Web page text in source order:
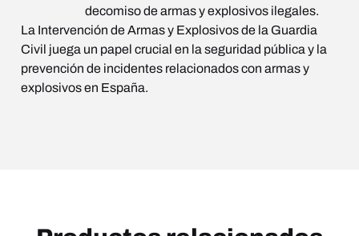
decomiso de armas y explosivos ilegales.
La Intervención de Armas y Explosivos de la Guardia
Civil juega un papel crucial en la seguridad pública y la
prevención de incidentes relacionados con armas y
explosivos en España.